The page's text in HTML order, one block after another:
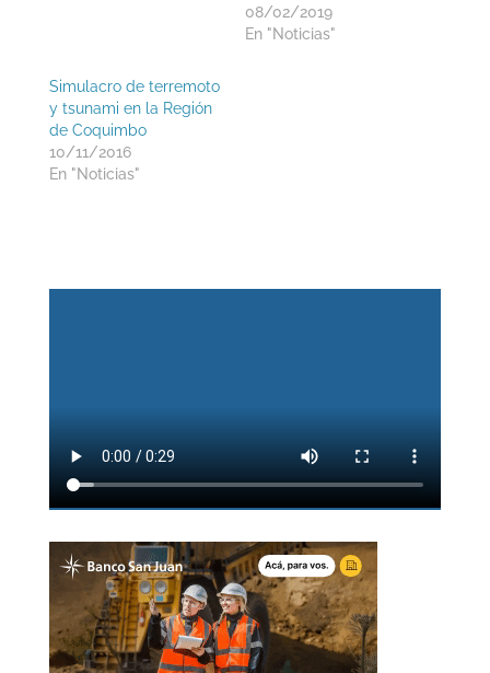
08/02/2019
En "Noticias"
Simulacro de terremoto
y tsunami en la Región
de Coquimbo
10/11/2016
En "Noticias"